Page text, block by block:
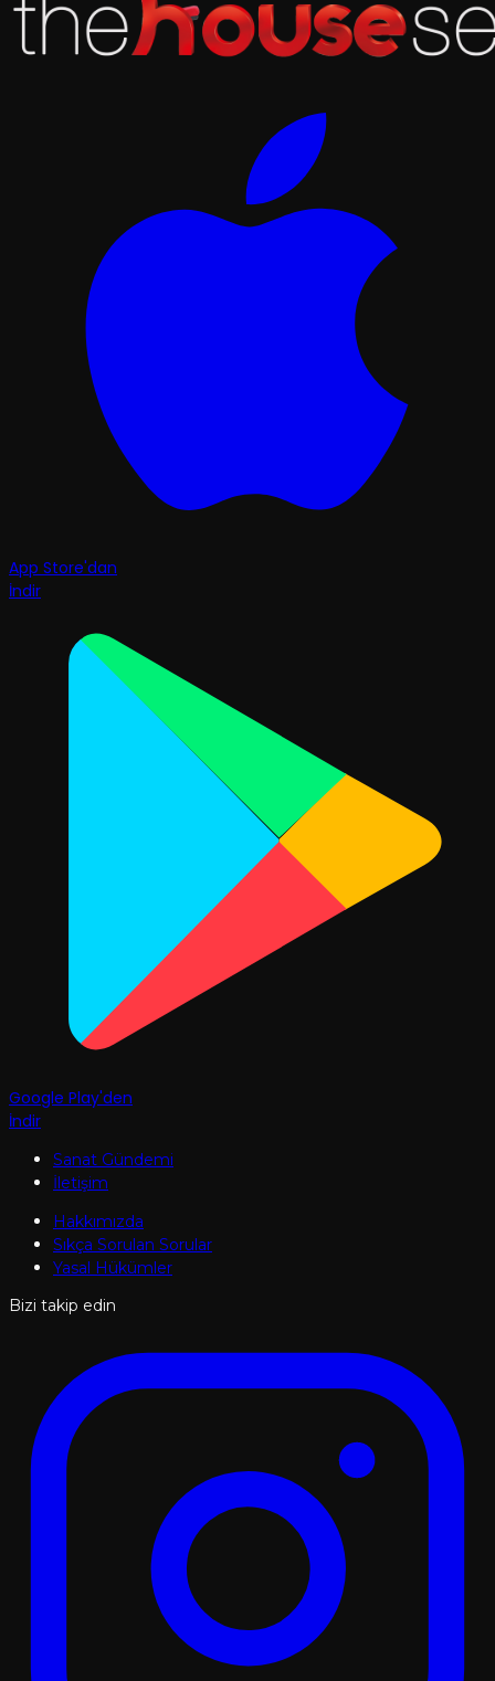
App Store'dan
İndir
Google Play'den
İndir
Sanat Gündemi
İletişim
Hakkımızda
Sıkça Sorulan Sorular
Yasal Hükümler
Bizi takip edin